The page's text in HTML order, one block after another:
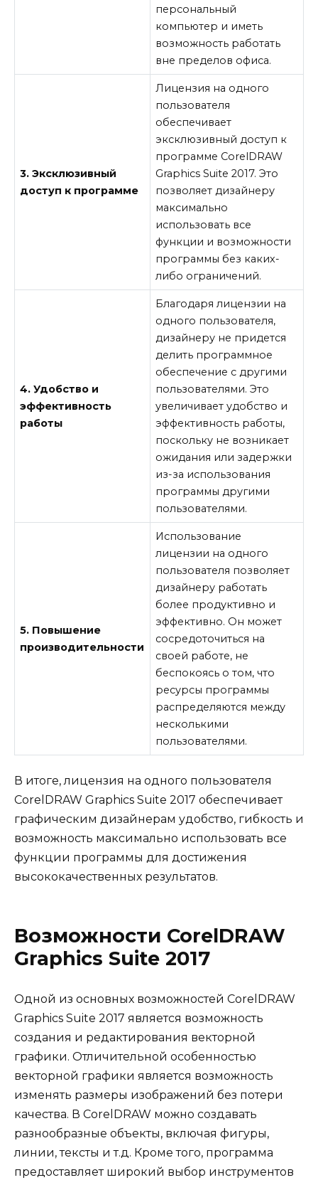
персональный
компьютер и иметь
возможность работать
вне пределов офиса.
3. Эксклюзивный
доступ к программе
Лицензия на одного
пользователя
обеспечивает
эксклюзивный доступ к
программе CorelDRAW
Graphics Suite 2017. Это
позволяет дизайнеру
максимально
использовать все
функции и возможности
программы без каких-
либо ограничений.
4. Удобство и
эффективность
работы
Благодаря лицензии на
одного пользователя,
дизайнеру не придется
делить программное
обеспечение с другими
пользователями. Это
увеличивает удобство и
эффективность работы,
поскольку не возникает
ожидания или задержки
из-за использования
программы другими
пользователями.
5. Повышение
производительности
Использование
лицензии на одного
пользователя позволяет
дизайнеру работать
более продуктивно и
эффективно. Он может
сосредоточиться на
своей работе, не
беспокоясь о том, что
ресурсы программы
распределяются между
несколькими
пользователями.
В итоге, лицензия на одного пользователя
CorelDRAW Graphics Suite 2017 обеспечивает
графическим дизайнерам удобство, гибкость и
возможность максимально использовать все
функции программы для достижения
высококачественных результатов.
Возможности CorelDRAW
Graphics Suite 2017
Одной из основных возможностей CorelDRAW
Graphics Suite 2017 является возможность
создания и редактирования векторной
графики. Отличительной особенностью
векторной графики является возможность
изменять размеры изображений без потери
качества. В CorelDRAW можно создавать
разнообразные объекты, включая фигуры,
линии, тексты и т.д. Кроме того, программа
предоставляет широкий выбор инструментов